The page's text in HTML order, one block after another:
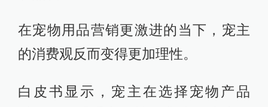
在宠物用品营销更激进的当下，宠主
的消费观反而变得更加理性。
白皮书显示，宠主在选择宠物产品